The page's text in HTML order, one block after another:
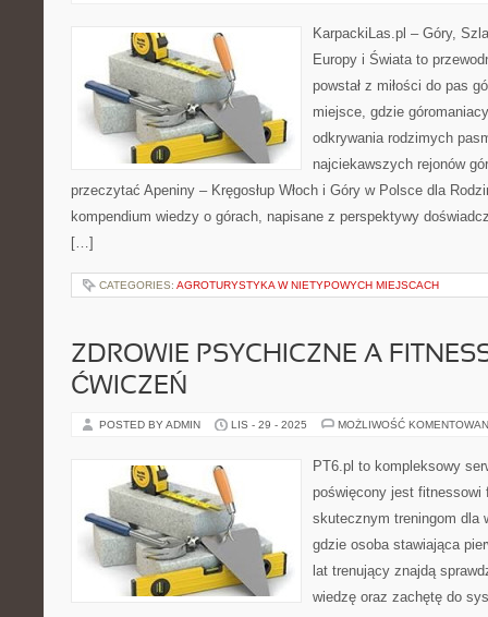
KarpackiLas.pl – Góry,
Europy i Świata to
powstał z miłości do pas
miejsce, gdzie
odkrywania rodzimych
najciekawszych rejonów
przeczytać Apeniny – Kręgosłup Włoch i Góry w Polsce dla
kompendium wiedzy o górach, napisane z perspektywy
[…]
CATEGORIES: AGROTURYSTYKA W NIETYPOWYCH MIEJSCACH
ZDROWIE PSYCHICZNE A
ĆWICZEŃ
POSTED BY ADMIN LIS - 29 - 2025 MOŻLIWOŚĆ
PT6.pl to kompleksowy
poświęcony jest fitnessowi
skutecznym treningom dla
gdzie osoba stawiająca
lat trenujący znajdą
wiedzę oraz zachętę do